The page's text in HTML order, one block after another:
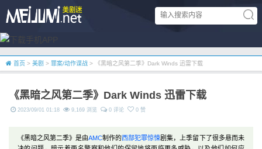
首页 > 美剧 > 罪案/动作谍战 > 《黑暗之风第二季》Dark Winds 迅雷下载
《黑暗之风第二季》Dark Winds 迅雷下载
2023/09/01 01:18 9,169 浏览 0 评论 0 赞
《黑暗之风第二季》是由AMC制作的西部犯罪惊悚剧集，上季留下了很多悬而未